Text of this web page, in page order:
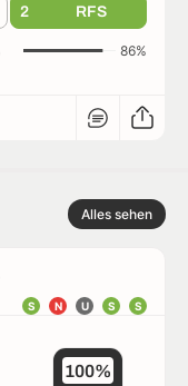
2 RFS
86%
Alles sehen
S
S
U
N
S
100%